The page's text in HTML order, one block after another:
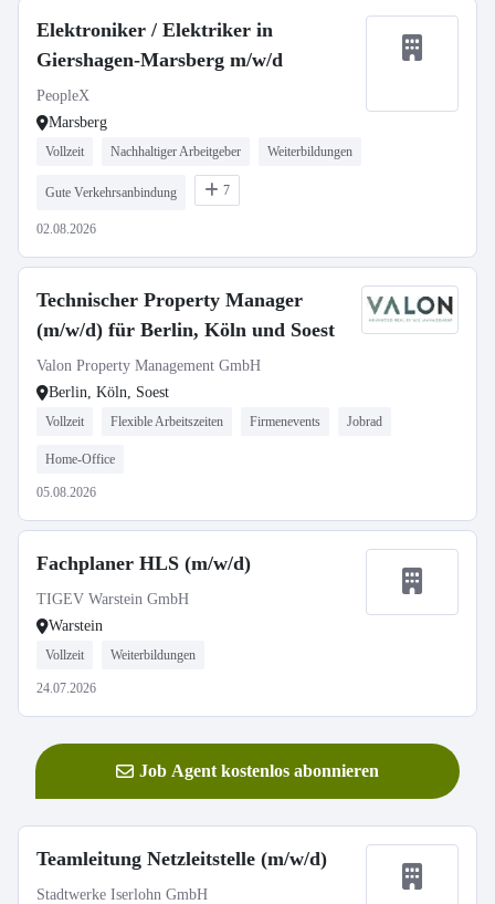
Elektroniker / Elektriker in
Giershagen-Marsberg m/w/d
PeopleX
Marsberg
Vollzeit Nachhaltiger Arbeitgeber Weiterbildungen
Gute Verkehrsanbindung 7
02.08.2026
Technischer Property Manager
(m/w/d) für Berlin, Köln und Soest
Valon Property Management GmbH
Berlin, Köln, Soest
Vollzeit Flexible Arbeitszeiten Firmenevents Jobrad
Home-Office
05.08.2026
Fachplaner HLS (m/w/d)
TIGEV Warstein GmbH
Warstein
Vollzeit Weiterbildungen
24.07.2026
Job Agent kostenlos abonnieren
Teamleitung Netzleitstelle (m/w/d)
Stadtwerke Iserlohn GmbH